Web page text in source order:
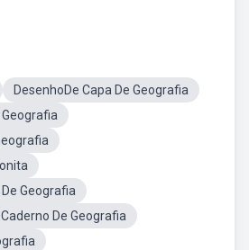
DesenhoDe Capa De Geografia
Geografia
De Geografia